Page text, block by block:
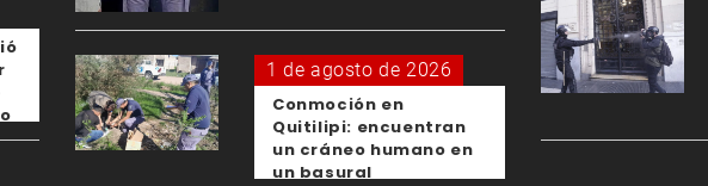
1 de agosto de 2026
Conmoción en
Quitilipi: encuentran
un cráneo humano en
un basural